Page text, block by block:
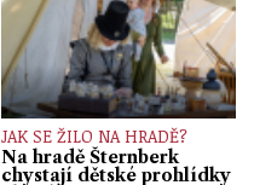
JAK SE ŽILO NA HRADĚ?
Na hradě Šternberk
chystají dětské prohlídky